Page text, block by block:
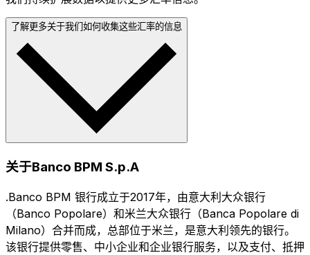
了解更多关于我们如何收集这些汇率的信息
关于Banco BPM S.p.A
.Banco BPM 银行成立于2017年，由意大利大众银行
（Banco Popolare）和米兰大众银行（Banca Popolare di
Milano）合并而成，总部位于米兰，是意大利领先的银行。
该银行提供零售、中小企业和企业银行服务，以及支付、抵押